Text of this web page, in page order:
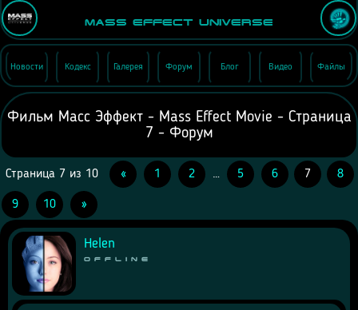
Mass Effect Universe
Новости Кодекс Галерея Форум Блог Видео Файлы
Фильм Масс Эффект - Mass Effect Movie - Страница
7 - Форум
Страница 7 из 10 « 1 2 … 5 6 7 8
9 10 »
Helen
Offline